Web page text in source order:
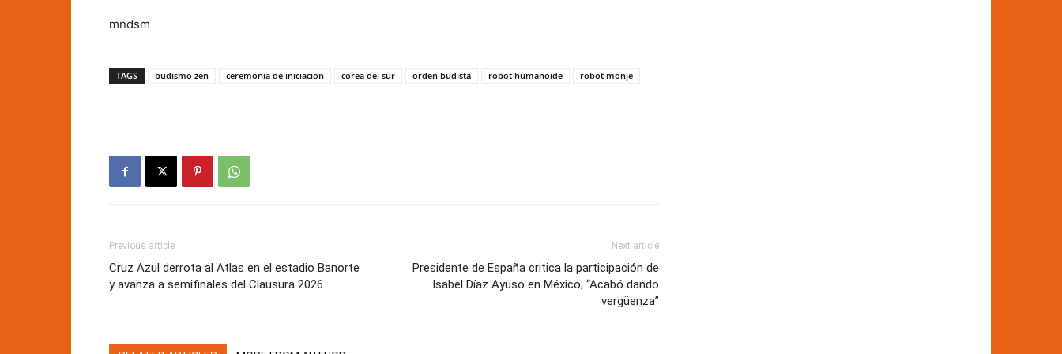
mndsm
TAGS budismo zen ceremonia de iniciacion corea del sur orden budista robot humanoide robot monje
Previous article
Cruz Azul derrota al Atlas en el estadio Banorte
y avanza a semifinales del Clausura 2026
Next article
Presidente de España critica la participación de
Isabel Díaz Ayuso en México; “Acabó dando
vergüenza”